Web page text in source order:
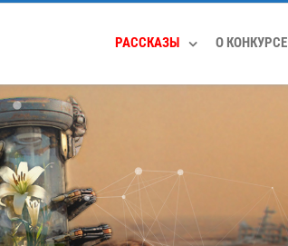
РАССКАЗЫ О КОНКУРСЕ